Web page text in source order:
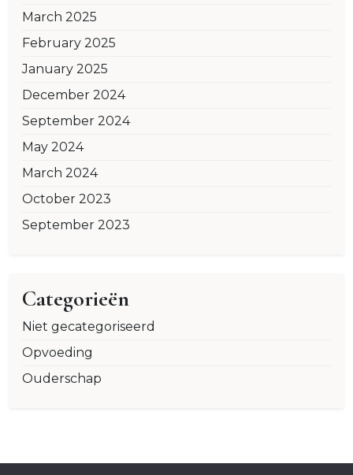
March 2025
February 2025
January 2025
December 2024
September 2024
May 2024
March 2024
October 2023
September 2023
Categorieën
Niet gecategoriseerd
Opvoeding
Ouderschap